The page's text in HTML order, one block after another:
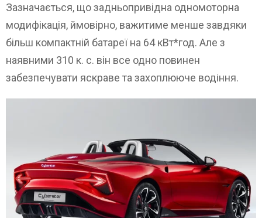
Зазначається, що задньопривідна одномоторна
модифікація, ймовірно, важитиме менше завдяки
більш компактній батареї на 64 кВт*год. Але з
наявними 310 к. с. він все одно повинен
забезпечувати яскраве та захоплююче водіння.